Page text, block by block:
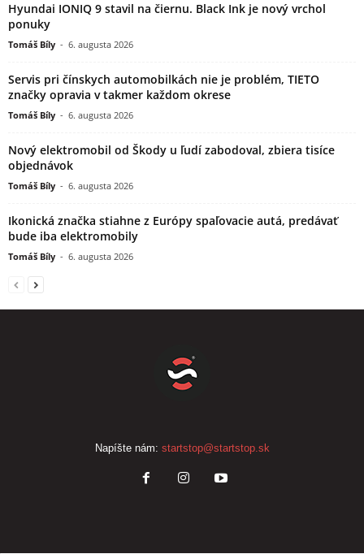
Hyundai IONIQ 9 stavil na čiernu. Black Ink je nový vrchol
ponuky
Tomáš Bíly - 6. augusta 2026
Servis pri čínskych automobilkách nie je problém, TIETO
značky opravia v takmer každom okrese
Tomáš Bíly - 6. augusta 2026
Nový elektromobil od Škody u ľudí zabodoval, zbiera tisíce
objednávok
Tomáš Bíly - 6. augusta 2026
Ikonická značka stiahne z Európy spaľovacie autá, predávať
bude iba elektromobily
Tomáš Bíly - 6. augusta 2026
Napíšte nám: startstop@startstop.sk